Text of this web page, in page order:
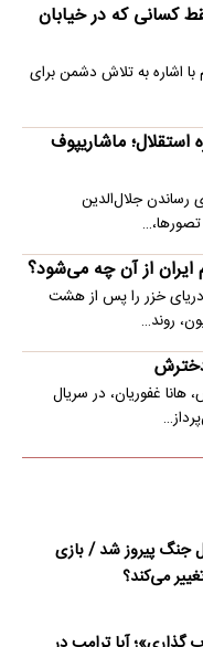
رفت؛ امضا تا چند روز
و انتقالات خرید سه بازیکن
گشایش تنگه هرمز
تنگه هرمز در چارچوب
ماتو گروسو برزیل،
است؛ اما نه
۵۰ به…